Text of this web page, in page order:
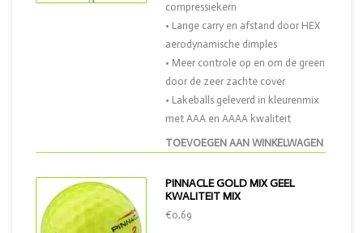
TOEVOEGEN AAN WINKELWAGEN
compressiekern
• Lange carry en afstand door HEX
aerodynamische dimples
• Meer controle op en om de green
door de zeer zachte cover
• Lakeballs geleverd in kleurenmix
met AAA en AAAA kwaliteit
PINNACLE GOLD MIX GEEL
KWALITEIT MIX
€0,69